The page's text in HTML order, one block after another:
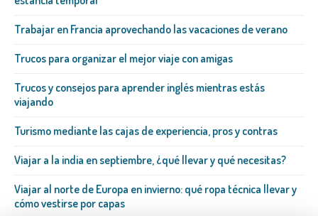
Trabajar en Francia aprovechando las vacaciones de verano
Trucos para organizar el mejor viaje con amigas
Trucos y consejos para aprender inglés mientras estás
viajando
Turismo mediante las cajas de experiencia, pros y contras
Viajar a la india en septiembre, ¿qué llevar y qué necesitas?
Viajar al norte de Europa en invierno: qué ropa técnica llevar y
cómo vestirse por capas